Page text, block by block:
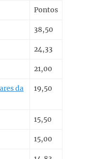
Pontos
38,50
24,33
21,00
da
19,50
15,50
15,00